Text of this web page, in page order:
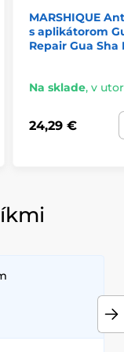
MARSHIQUE
s aplikátorom
Repair Gua Sha
Na sklade, v
24,29 €